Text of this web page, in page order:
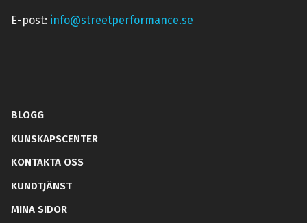
E-post: info@streetperformance.se
BLOGG
KUNSKAPSCENTER
KONTAKTA OSS
KUNDTJÄNST
MINA SIDOR